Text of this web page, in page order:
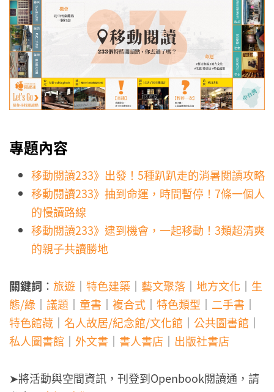
專題內容
移動閱讀233》出發！5種趴趴走的消暑閱讀攻略
移動閱讀233》抽到命運，時間暫停！7條一個人
的慢讀路線
移動閱讀233》逮到機會，一起移動！3類超清爽
的親子共讀勝地
關鍵詞 ： 旅遊 ｜ 特色建築 ｜ 藝文聚落 ｜ 地方文化 ｜ 生
態/綠 ｜ 議題 ｜ 童書 ｜ 複合式 ｜ 特色類型 ｜ 二手書 ｜
特色館藏 ｜ 名人故居/紀念館/文化館 ｜ 公共圖書館 ｜
私人圖書館 ｜ 外文書 ｜ 書人書店 ｜ 出版社書店
➤將活動與空間資訊，刊登到Openbook閱讀通，請